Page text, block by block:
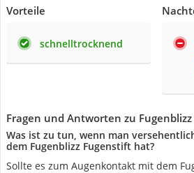
Vorteile
schnelltrocknend
Fragen und Antworten zu
Was ist zu tun, wenn man
dem Fugenblizz Fugenstift hat?
Sollte es zum Augenkontakt mit dem